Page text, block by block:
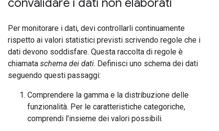
convalidare i dati non elaborati
Per monitorare i dati, devi controllarli continuamente
rispetto ai valori statistici previsti scrivendo regole che i
dati devono soddisfare. Questa raccolta di regole è
chiamata schema dei dati. Definisci uno schema dei dati
seguendo questi passaggi:
Comprendere la gamma e la distribuzione delle
funzionalità. Per le caratteristiche categoriche,
comprendi l'insieme dei valori possibili.